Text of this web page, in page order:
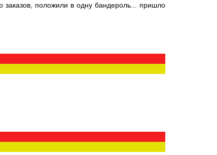
заказов, положили в одну бандероль... пришло